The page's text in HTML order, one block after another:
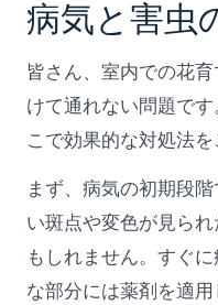
病気と害虫
皆さん、室内での花
けて通れない問題で
こで効果的な対処法を
まず、病気の初期段
い斑点や変色が見ら
もしれません。すぐ
な部分には薬剤を適用